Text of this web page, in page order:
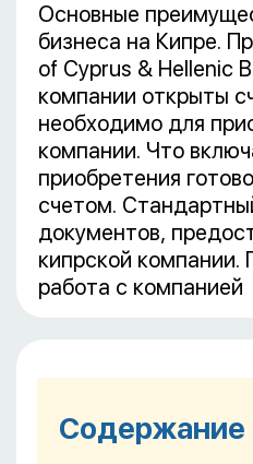
Основные
бизнеса на Кипре.
of Cyprus & Hellenic
компании открыты
необходимо для
компании. Что
приобретения
счетом.
документов,
кипрской
работа с компанией
Содержание